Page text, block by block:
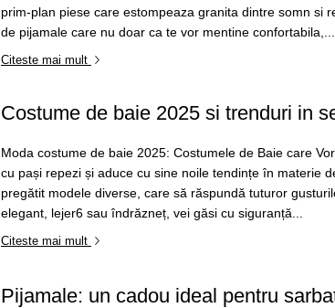
prim-plan piese care estompeaza granita dintre somn si
de pijamale care nu doar ca te vor mentine confortabila,...
Citeste mai mult
Costume de baie 2025 si trenduri in
Moda costume de baie 2025: Costumele de Baie care
cu pași repezi și aduce cu sine noile tendințe în materie
pregătit modele diverse, care să răspundă tuturor
elegant, lejer6 sau îndrăzneț, vei găsi cu siguranță...
Citeste mai mult
Pijamale: un cadou ideal pentru